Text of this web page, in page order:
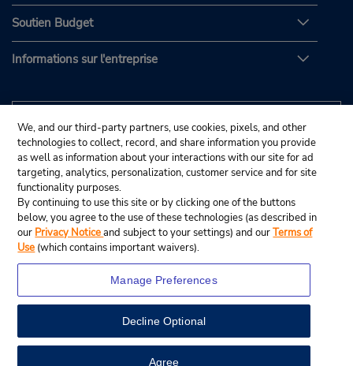
View Map
Soutien Budget
Informations sur l'entreprise
© Budget Rent A Car System, Inc., 2025.
We, and our third-party partners, use cookies, pixels, and other
technologies to collect, record, and share information you provide
as well as information about your interactions with our site for ad
targeting, analytics, personalization, customer service and for site
functionality purposes.
By continuing to use this site or by clicking one of the buttons
below, you agree to the use of these technologies (as described in
our Privacy Noticeand subject to your settings) and ourTerms of
Use (which contains important waivers).
Manage Preferences
Decline Optional
Agree